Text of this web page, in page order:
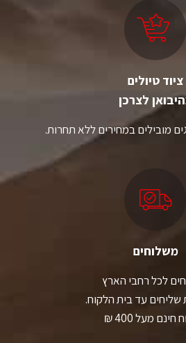
האפשרויות
המוצר
ציוד טיולים
לצרכן
מובילים במחירים ללא תחרות.
משלוחים
לכל רחבי הארץ
עד בית הלקוח.
מעל 400 ₪